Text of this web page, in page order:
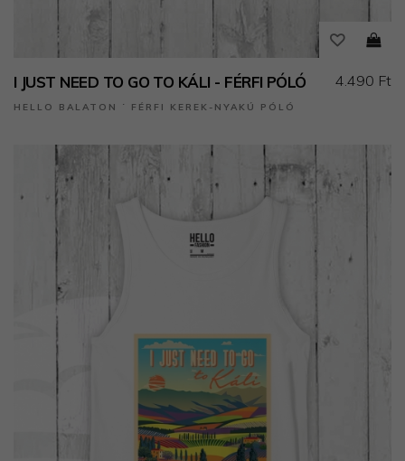
I JUST NEED TO GO TO KÁLI - FÉRFI PÓLÓ
HELLO BALATON ˙ FÉRFI KEREK-NYAKÚ PÓLÓ
4.490 Ft